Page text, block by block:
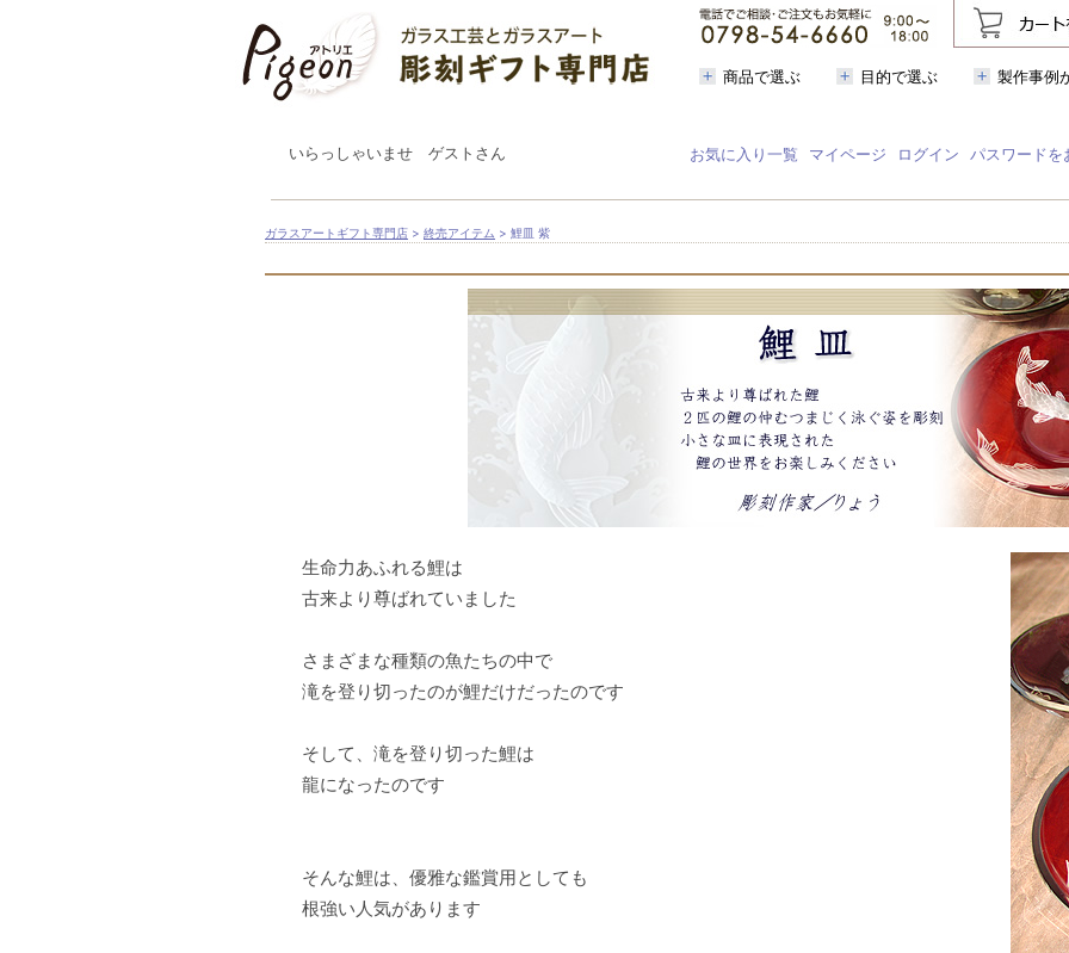
商品で選ぶ 目的で選ぶ 製作事例
いらっしゃいませ ゲストさん お気に入り一覧 マイページ ログイン パスワードを
ガラスアートギフト専門店 > 終売アイテム > 鯉皿 紫
生命力あふれる鯉は
古来より尊ばれていました
さまざまな種類の魚たちの中で
滝を登り切ったのが鯉だけだったのです
そして、滝を登り切った鯉は
龍になったのです
そんな鯉は、優雅な鑑賞用としても
根強い人気があります